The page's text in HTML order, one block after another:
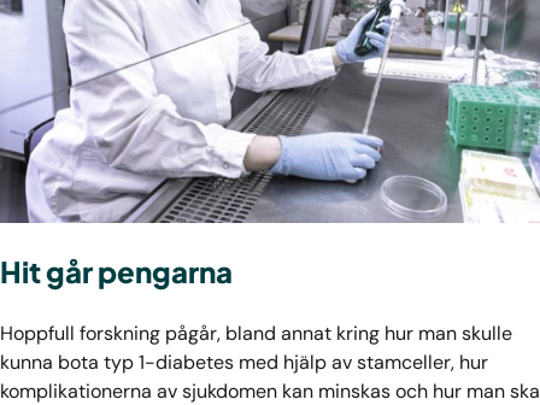
Hit går pengarna
Hoppfull forskning pågår, bland annat kring hur man skulle
kunna bota typ 1-diabetes med hjälp av stamceller, hur
komplikationerna av sjukdomen kan minskas och hur man ska